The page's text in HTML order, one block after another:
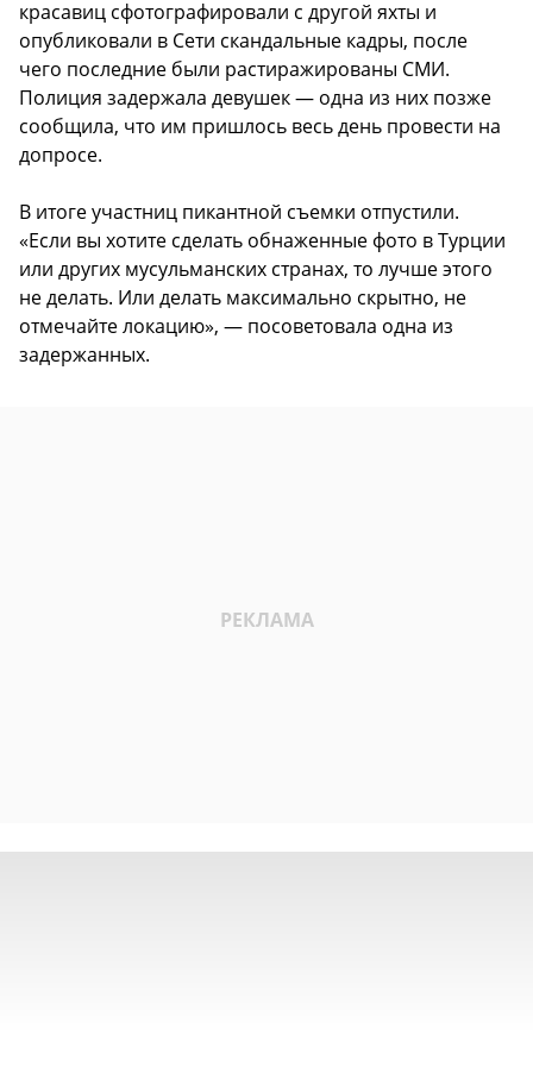
красавиц сфотографировали с другой яхты и
опубликовали в Сети скандальные кадры, после
чего последние были растиражированы СМИ.
Полиция задержала девушек — одна из них позже
сообщила, что им пришлось весь день провести на
допросе.
В итоге участниц пикантной съемки отпустили.
«Если вы хотите сделать обнаженные фото в Турции
или других мусульманских странах, то лучше этого
не делать. Или делать максимально скрытно, не
отмечайте локацию», — посоветовала одна из
задержанных.